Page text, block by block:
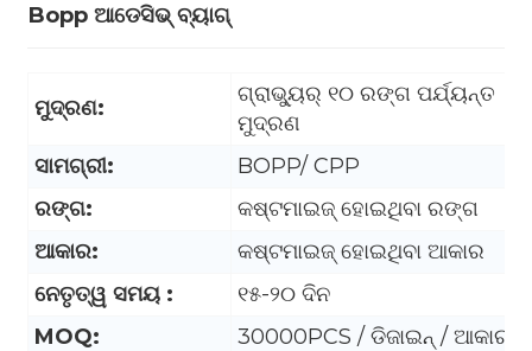
Bopp ଆଡେସିଭ୍ ବ୍ୟାଗ୍
ମୁଦ୍ରଣ:
ଗ୍ରାଭ୍ୟୁର୍ ୧୦ ରଙ୍ଗ ପର୍ଯ୍ୟନ୍ତ
ମୁଦ୍ରଣ
ସାମଗ୍ରୀ:
BOPP/ CPP
ରଙ୍ଗ:
କଷ୍ଟମାଇଜ୍ ହୋଇଥିବା ରଙ୍ଗ
ଆକାର:
କଷ୍ଟମାଇଜ୍ ହୋଇଥିବା ଆକାର
ନେତୃତ୍ୱ ସମୟ :
୧୫-୨୦ ଦିନ
MOQ:
30000PCS / ଡିଜାଇନ୍ / ଆକାର